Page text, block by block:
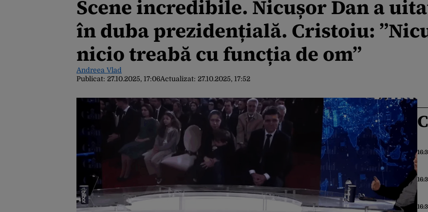
Scene incredibile. Nicușor Dan a
în duba prezidențială. Cristoiu:
nicio treabă cu funcția de om”
Andreea Vlad
Publicat: 27.10.2025, 17:06Actualizat: 27.10.2025, 17:52